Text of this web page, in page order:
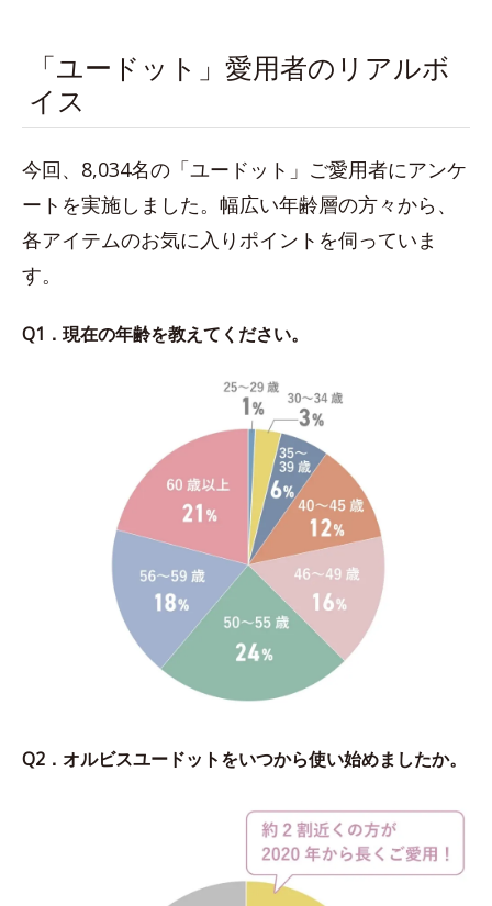
「ユードット」愛用者のリアルボ
イス
今回、8,034名の「ユードット」ご愛用者にアンケ
ートを実施しました。幅広い年齢層の方々から、
各アイテムのお気に入りポイントを伺っていま
す。
Q1．現在の年齢を教えてください。
Q2．オルビスユードットをいつから使い始めましたか。